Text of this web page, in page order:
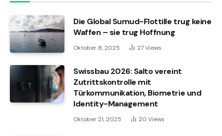
Die Global Sumud-Flottille trug keine
Waffen – sie trug Hoffnung
Oktober 8, 2025 27Views
Swissbau 2026: Salto vereint
Zutrittskontrolle mit
Türkommunikation, Biometrie und
Identity-Management
Oktober 21, 2025 20 Views